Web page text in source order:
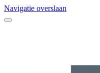
Navigatie overslaan